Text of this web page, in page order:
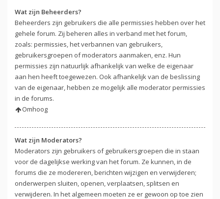
Wat zijn Beheerders?
Beheerders zijn gebruikers die alle permissies hebben over het
gehele forum. Zij beheren alles in verband met het forum,
zoals: permissies, het verbannen van gebruikers,
gebruikersgroepen of moderators aanmaken, enz. Hun
permissies zijn natuurlijk afhankelijk van welke de eigenaar
aan hen heeft toegewezen. Ook afhankelijk van de beslissing
van de eigenaar, hebben ze mogelijk alle moderator permissies
in de forums.
Omhoog
Wat zijn Moderators?
Moderators zijn gebruikers of gebruikersgroepen die in staan
voor de dagelijkse werking van het forum. Ze kunnen, in de
forums die ze modereren, berichten wijzigen en verwijderen;
onderwerpen sluiten, openen, verplaatsen, splitsen en
verwijderen. In het algemeen moeten ze er gewoon op toe zien